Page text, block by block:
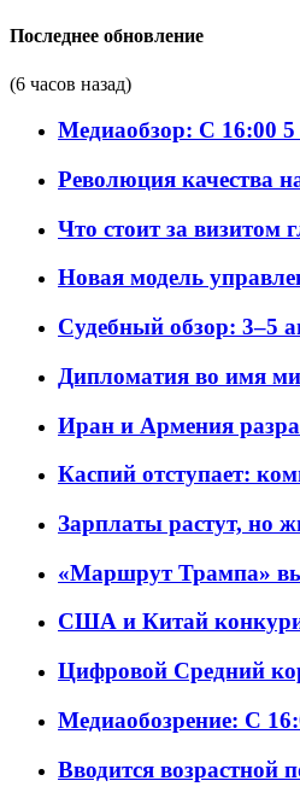
Последнее обновление
(6 часов назад)
Медиаобзор: С 16:00 5
Революция качества
Что стоит за
Новая модель
Судебный обзор: 3–5
Дипломатия во имя
Иран и Армения
Каспий отступает:
Зарплаты растут, но
«Маршрут Трампа»
США и Китай
Цифровой Средний
Медиаобозрение: С
Вводится возрастной